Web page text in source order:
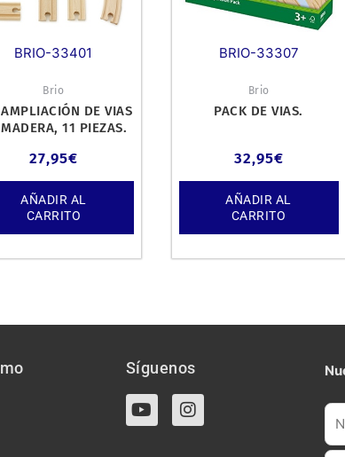
BRIO-33401
Brio
DE VIAS
11 PIEZAS.
27,95€
AÑADIR AL
CARRITO
BRIO-33307
Brio
PACK DE VIAS.
32,95€
AÑADIR AL
CARRITO
Síguenos
Y
o
I
n